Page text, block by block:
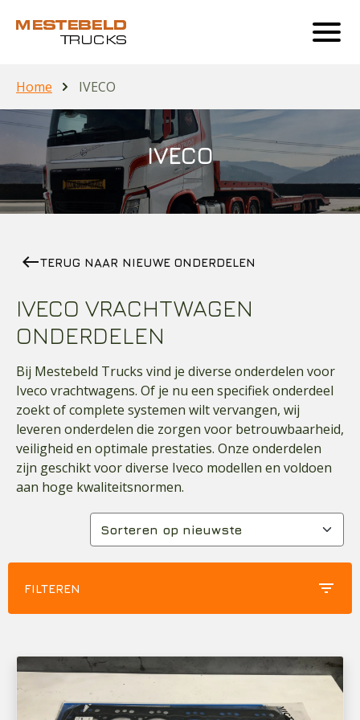
Home IVECO
IVECO
westTERUG NAAR NIEUWE ONDERDELEN
IVECO VRACHTWAGEN
ONDERDELEN
Bij Mestebeld Trucks vind je diverse onderdelen voor
Iveco vrachtwagens. Of je nu een specifiek onderdeel
zoekt of complete systemen wilt vervangen, wij
leveren onderdelen die zorgen voor betrouwbaarheid,
veiligheid en optimale prestaties. Onze onderdelen
zijn geschikt voor diverse Iveco modellen en voldoen
aan hoge kwaliteitsnormen.
FILTEREN filter_list